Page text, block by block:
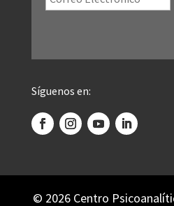
Síguenos en:
© 2026 Centro